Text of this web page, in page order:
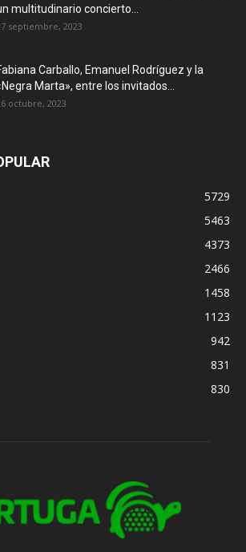
multitudinario concierto...
septiembre, 2023
Carballo, Emanuel Rodríguez y la
Marta», entre los invitados...
octubre, 2023
5729
5463
4373
2466
1458
1123
942
831
830